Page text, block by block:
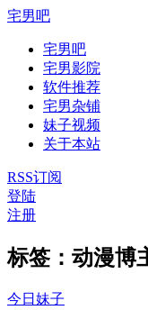
宅男吧
宅男吧
宅男影院
软件推荐
宅男杂铺
妹子视频
关于本站
RSS订阅
登陆
注册
标签：动漫博
今日妹子